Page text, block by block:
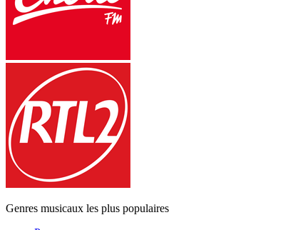
Genres musicaux les plus populaires